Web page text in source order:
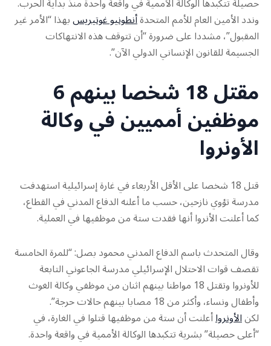
وندد الأمين العام للأمم المتحدةأنطونيو غوتيريسبهذا “الأمر غير
المقبول”، مشددا على ضرورة “أن تتوقف هذه الانتهاكات
الجسيمة للقانون الإنساني الدولي الآن”.
مقتل 18 شخصا بينهم 6
موظفين أمميين في وكالة
الأونروا
قتل 18 شخصا على الأقل الأربعاء في غارة إسرائيلية استهدفت
مدرسة تؤوي نازحين، حسب ما أعلنه الدفاع المدني في القطاع،
كما أعلنت الأنروا أنها فقدت ستة من موظفيها في العملية.
وقال المتحدث باسم الدفاع المدني محمود بصل: “للمرة الخامسة
تقصف قوات الاحتلال الإسرائيلي مدرسة الجاعوني التابعة
للأونروا وتقتل 18 مواطنا بينهم اثنان من موظفي وكالة الغوث
وأطفال ونساء، وأكثر من 18 مصابا بينهم حالات حرجة”.
لكنالأونرواأعلنت أن ستة من موظفيها قتلوا في الغارة، في
“أعلى حصيلة” بشرية تتكبدها الوكالة الأممية في واقعة واحدة.